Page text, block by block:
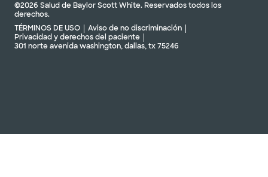
©2026 Salud de Baylor Scott White. Reservados todos los
derechos.
TÉRMINOS DE USO
Aviso de no discriminación
Privacidad y derechos del paciente
301 norte avenida washington, dallas, tx 75246